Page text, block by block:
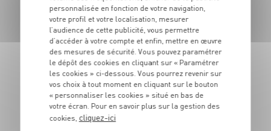
-22,2% 5€
Les 180g - Soit 27€99 le kg au lieu de 35€99 le kg
DU 27/07 AU 23/08
IGP VAR "MAS
ENSOLEILLÉ"
personnalisée en fonction de votre navigation,
votre profil et votre localisation, mesurer
l’audience de cette publicité, vous permettre
d’accéder à votre compte et enfin, mettre en œuvre
des mesures de sécurité. Vous pouvez paramétrer
le dépôt des cookies en cliquant sur « Paramétrer
les cookies » ci-dessous. Vous pourrez revenir sur
vos choix à tout moment en cliquant sur le bouton
« personnaliser les cookies » situé en bas de
votre écran. Pour en savoir plus sur la gestion des
cookies, cliquez-ici